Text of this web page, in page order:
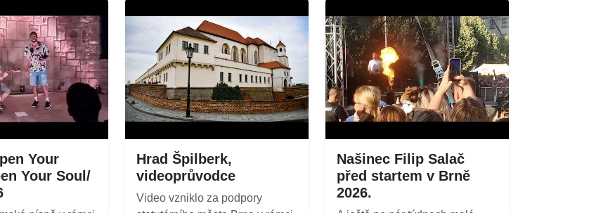
Your
Your Soul/
Hrad Špilberk,
videoprůvodce
Video vzniklo za podpory
Našinec Filip Salač
před startem v Brně
2026.